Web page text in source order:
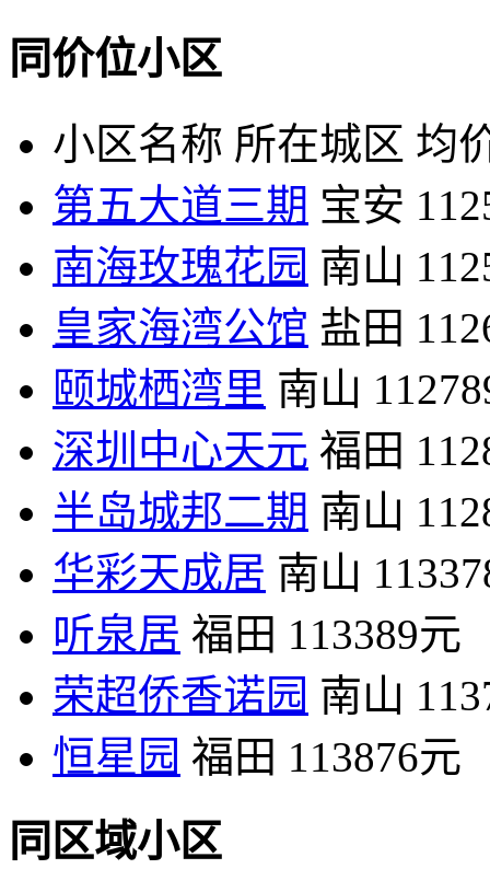
同价位小区
小区名称 所在城区 均
第五大道三期 宝安
南海玫瑰花园 南山
皇家海湾公馆 盐田
颐城栖湾里 南山
深圳中心天元 福田
半岛城邦二期 南山
华彩天成居 南山
听泉居 福田 113389元
荣超侨香诺园 南山
恒星园 福田 113876元
同区域小区